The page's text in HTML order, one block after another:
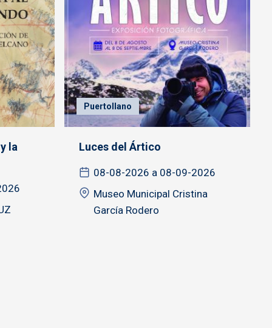
la
Puertollano
Luces del Ártico
08-08-2026 a 08-09-2026
Museo Municipal Cristina
García Rodero